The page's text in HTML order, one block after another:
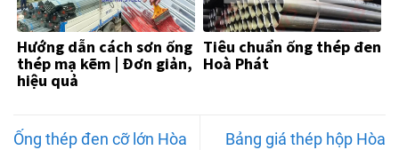
Hướng dẫn cách sơn ống
thép mạ kẽm | Đơn giản,
hiệu quả
Tiêu chuẩn ống thép đen
Hoà Phát
Ống thép đen cỡ lớn Hòa
Bảng giá thép hộp Hòa